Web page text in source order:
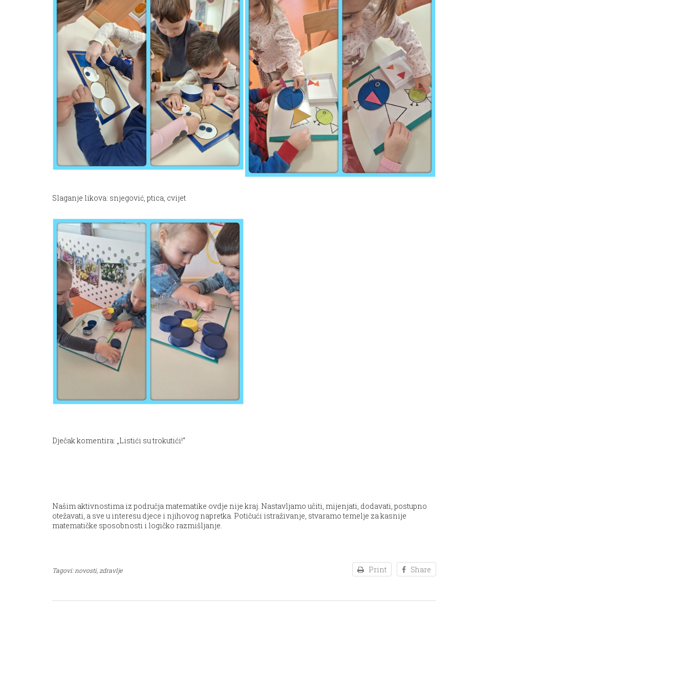
Slaganje likova: snjegović, ptica, cvijet
Dječak komentira: „Listići su trokutići!“
Našim aktivnostima iz područja matematike ovdje nije kraj. Nastavljamo učiti, mijenjati, dodavati, postupno
otežavati, a sve u interesu djece i njihovog napretka. Potičući istraživanje, stvaramo temelje za kasnije
matematičke sposobnosti i logičko razmišljanje.
Print Share
Tagovi:novosti,zdravlje